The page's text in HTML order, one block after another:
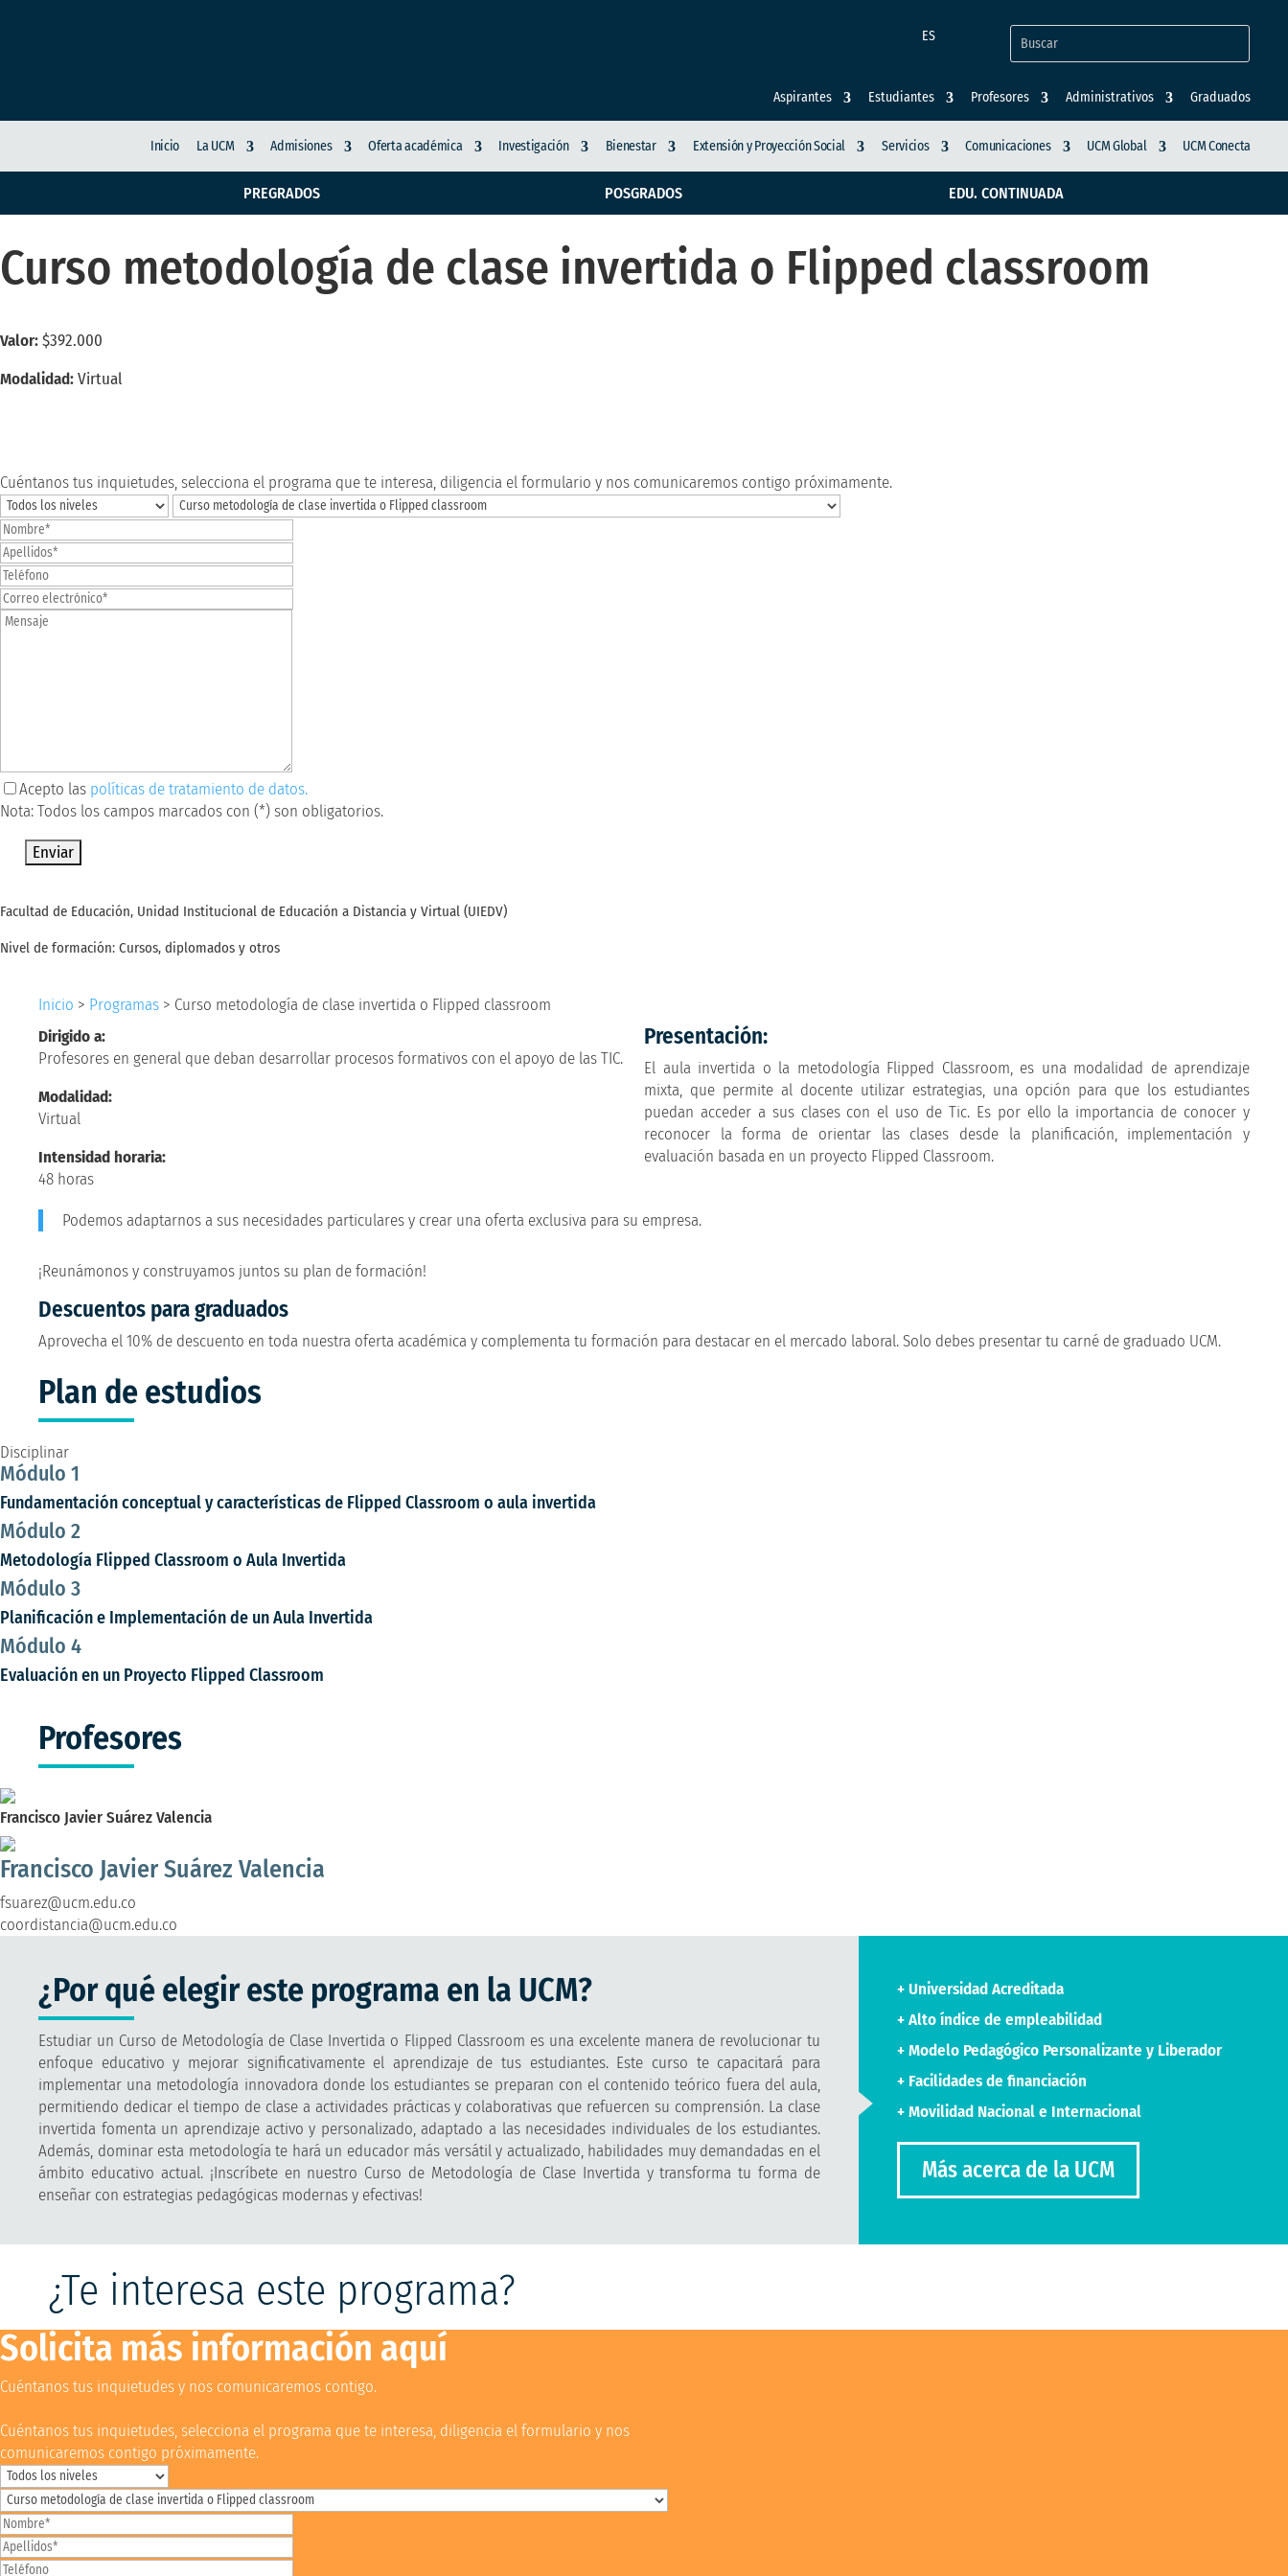
ES
Aspirantes Estudiantes Profesores Administrativos Graduados
Inicio La UCM Admisiones Oferta académica Investigación Bienestar Extensión y Proyección Social Servicios Comunicaciones UCM Global UCM Conecta
PREGRADOS POSGRADOS EDU. CONTINUADA
Curso metodología de clase invertida o Flipped classroom
Valor:$392.000
Modalidad:Virtual
Cuéntanos tus inquietudes, selecciona el programa que te interesa, diligencia el formulario y nos comunicaremos contigo próximamente.
Acepto las políticas de tratamiento de datos.
Nota: Todos los campos marcados con (*) son obligatorios.
Facultad de Educación, Unidad Institucional de Educación a Distancia y Virtual (UIEDV)
Nivel de formación: Cursos, diplomados y otros
Inicio > Programas > Curso metodología de clase invertida o Flipped classroom
Dirigido a:
Profesores en general que deban desarrollar procesos formativos con el apoyo de las TIC.
Modalidad:
Virtual
Intensidad horaria:
48 horas
Presentación:
El aula invertida o la metodología Flipped Classroom, es una modalidad de aprendizaje
mixta, que permite al docente utilizar estrategias, una opción para que los estudiantes
puedan acceder a sus clases con el uso de Tic. Es por ello la importancia de conocer y
reconocer la forma de orientar las clases desde la planificación, implementación y
evaluación basada en un proyecto Flipped Classroom.
Podemos adaptarnos a sus necesidades particulares y crear una oferta exclusiva para su empresa.
¡Reunámonos y construyamos juntos su plan de formación!
Descuentos para graduados
Aprovecha el 10% de descuento en toda nuestra oferta académica y complementa tu formación para destacar en el mercado laboral. Solo debes presentar tu carné de graduado UCM.
Plan de estudios
Disciplinar
Módulo 1
Fundamentación conceptual y características de Flipped Classroom o aula invertida
Módulo 2
Metodología Flipped Classroom o Aula Invertida
Módulo 3
Planificación e Implementación de un Aula Invertida
Módulo 4
Evaluación en un Proyecto Flipped Classroom
Profesores
Francisco Javier Suárez Valencia
Francisco Javier Suárez Valencia
fsuarez@ucm.edu.co
coordistancia@ucm.edu.co
¿Por qué elegir este programa en la UCM?
Estudiar un Curso de Metodología de Clase Invertida o Flipped Classroom es una excelente manera de revolucionar tu
enfoque educativo y mejorar significativamente el aprendizaje de tus estudiantes. Este curso te capacitará para
implementar una metodología innovadora donde los estudiantes se preparan con el contenido teórico fuera del aula,
permitiendo dedicar el tiempo de clase a actividades prácticas y colaborativas que refuercen su comprensión. La clase
invertida fomenta un aprendizaje activo y personalizado, adaptado a las necesidades individuales de los estudiantes.
Además, dominar esta metodología te hará un educador más versátil y actualizado, habilidades muy demandadas en el
ámbito educativo actual. ¡Inscríbete en nuestro Curso de Metodología de Clase Invertida y transforma tu forma de
enseñar con estrategias pedagógicas modernas y efectivas!
+ Universidad Acreditada
+ Alto índice de empleabilidad
+ Modelo Pedagógico Personalizante y Liberador
+ Facilidades de financiación
+ Movilidad Nacional e Internacional
Más acerca de la UCM
¿Te interesa este programa?
Solicita más información aquí
Cuéntanos tus inquietudes y nos comunicaremos contigo.
Cuéntanos tus inquietudes, selecciona el programa que te interesa, diligencia el formulario y nos
comunicaremos contigo próximamente.